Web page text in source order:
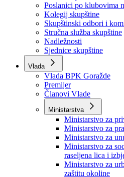
Skupština BPK Goražde
Rukovodstvo
Poslanici po strankama
Poslanici po klubovima
Kolegij skupštine
Skupštinski odbori i
Stručna služba skupštine
Nadležnosti
Sjednice skupštine
Vlada
Vlada BPK Goražde
Premijer
Članovi Vlade
Ministarstva
Ministarstvo za
Ministarstvo za
Ministarstvo za
Ministarstvo za